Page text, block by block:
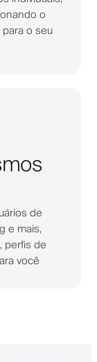
o
o seu
de
e mais,
perfis de
você